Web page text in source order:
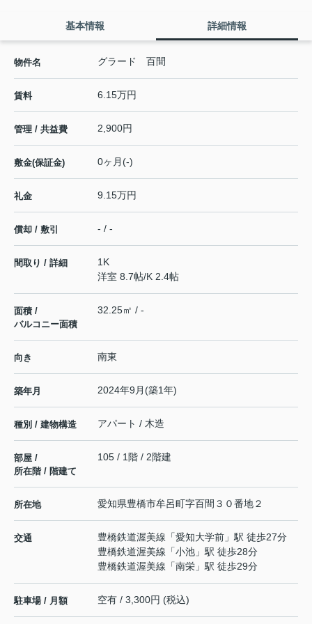
基本情報 詳細情報
物件名 グラード 百間
賃料 6.15万円
管理 / 共益費 2,900円
敷金(保証金) 0ヶ月(-)
礼金 9.15万円
償却 / 敷引 - / -
間取り / 詳細
1K
洋室 8.7帖/K 2.4帖
面積 /
バルコニー面積
32.25㎡ / -
向き 南東
築年月 2024年9月(築1年)
種別 / 建物構造 アパート / 木造
部屋 /
所在階 / 階建て
105 / 1階 / 2階建
所在地 愛知県豊橋市牟呂町字百間３０番地２
交通 豊橋鉄道渥美線 「愛知大学前 」駅 徒歩27分
豊橋鉄道渥美線 「小池 」駅 徒歩28分
豊橋鉄道渥美線 「南栄 」駅 徒歩29分
駐車場 / 月額 空有 / 3,300円 (税込)